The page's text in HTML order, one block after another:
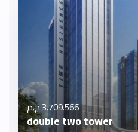
3.709.566 ج.م
double two tower